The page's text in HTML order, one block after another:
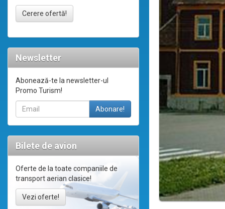
Cerere ofertă!
Newsletter
Abonează-te la newsletter-ul
Promo Turism!
Bilete de avion
Oferte de la toate companiile de
transport aerian clasice!
Vezi oferte!